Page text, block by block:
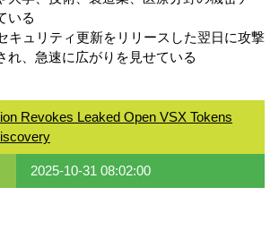
いる
キュリティ更新をリリースした翌日に攻撃
れ、急速に広がりを見せている
Revokes Leaked Open VSX Tokens
2025-10-31 08:02:00